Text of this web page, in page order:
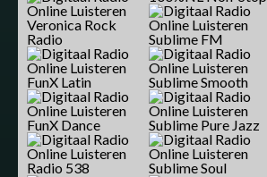
Veronica Rock
Radio
FunX Latin
FunX Dance
Radio 538
Sublime FM
Sublime Smooth
Sublime Pure Jazz
Sublime Soul